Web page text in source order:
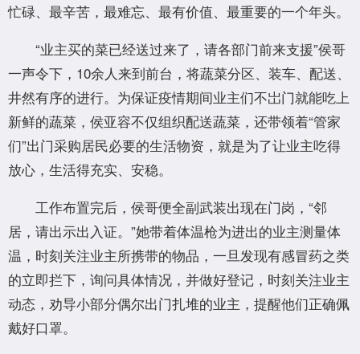
忙碌、最辛苦，最难忘、最有价值、最重要的一个年头。
“业主买的菜已经送过来了，请各部门前来支援”侯哥
一声令下，10余人来到前台，将蔬菜分区、装车、配送、
井然有序的进行。为保证疫情期间业主们不岀门就能吃上
新鲜的蔬菜，侯亚容不仅组织配送蔬菜，还带领着“管家
们”出门采购居民必要的生活物资，就是为了让业主吃得
放心，生活得充实、安稳。
工作布置完后，侯哥便全副武装出现在门岗，“邻
居，请出示出入证。”她带着体温枪为进出的业主测量体
温，时刻关注业主所携带的物品，一旦发现有感冒药之类
的立即拦下，询问具体情况，并做好登记，时刻关注业主
动态，劝导小部分偶尔出门扎堆的业主，提醒他们正确佩
戴好口罩。